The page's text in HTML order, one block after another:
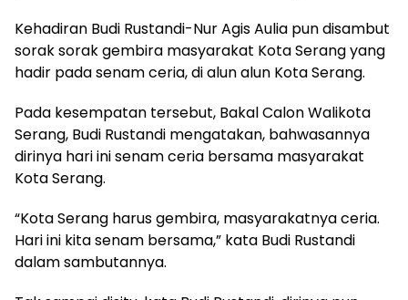
Kehadiran Budi Rustandi-Nur Agis Aulia pun disambut
sorak sorak gembira masyarakat Kota Serang yang
hadir pada senam ceria, di alun alun Kota Serang.
Pada kesempatan tersebut, Bakal Calon Walikota
Serang, Budi Rustandi mengatakan, bahwasannya
dirinya hari ini senam ceria bersama masyarakat
Kota Serang.
“Kota Serang harus gembira, masyarakatnya ceria.
Hari ini kita senam bersama,” kata Budi Rustandi
dalam sambutannya.